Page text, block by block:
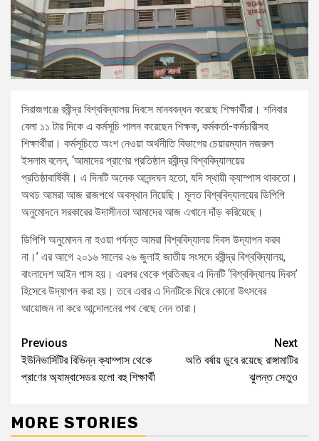
সিরাজগঞ্জে রবীন্দ্র বিশ্ববিদ্যালয় দিবসে মানববন্ধন করেছে শিক্ষার্থীরা। শনিবার
বেলা ১১ টার দিকে এ কর্মসূচি পালন করেছেন শিক্ষক, কর্মকর্তা-কর্মচারীসহ
শিক্ষার্থীরা। কর্মসূচিতে অংশ নেওয়া অর্থনীতি বিভাগের চেয়ারম্যান নজরুল
ইসলাম বলেন, ‘আমাদের প্রাণের প্রতিষ্ঠান রবীন্দ্র বিশ্ববিদ্যালয়ের
প্রতিষ্ঠাবার্ষিকী। এ দিনটি অনেক আনন্দঘন হতো, যদি স্থায়ী ক্যাম্পাস থাকতো।
অথচ আমরা আজ রাজপথে অবস্থান নিয়েছি। মূলত বিশ্ববিদ্যালয়ের ডিপিপি
অনুমোদনে সরকারের উদাসীনতা আমাদের আজ এখানে দাঁড় করিয়েছে।
ডিপিপি অনুমোদন না হওয়া পর্যন্ত আমরা বিশ্ববিদ্যালয় দিবস উদ্যাপন করব
না।’ এর আগে ২০১৬ সালের ২৬ জুলাই জাতীয় সংসদে রবীন্দ্র বিশ্ববিদ্যালয়,
বাংলাদেশ আইন পাস হয়। এরপর থেকে প্রতিবছর এ দিনটি ‘বিশ্ববিদ্যালয় দিবস’
হিসেবে উদ্যাপন করা হয়। তবে এবার এ দিনটিকে ঘিরে কোনো উৎসবের
আয়োজন না করে আন্দোলনের পথ বেছে নেন তারা।
Previous
ইউনিভার্সিটির বিভিন্ন ক্যাম্পাস থেকে
প্রাণের অ্যাম্বাসেডর হলো বহু শিক্ষার্থী
Next
অতি বর্ষায় ডুবে রয়েছে রাঙ্গামাটির
ঝুলন্ত সেতুও
MORE STORIES